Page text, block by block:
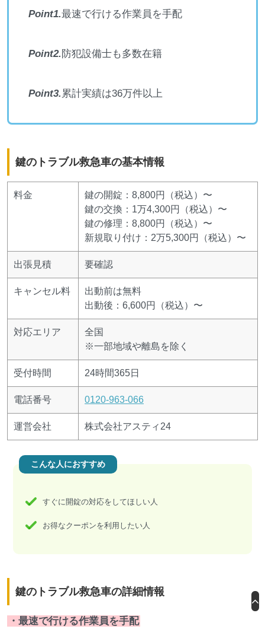
Point1.最速で行ける作業員を手配
Point2.防犯設備士も多数在籍
Point3.累計実績は36万件以上
鍵のトラブル救急車の基本情報
料金
鍵の開錠：8,800円（税込）〜
鍵の交換：1万4,300円（税込）〜
鍵の修理：8,800円（税込）〜
新規取り付け：2万5,300円（税込）〜
出張見積 要確認
キャンセル料
出動前は無料
出動後：6,600円（税込）〜
対応エリア
全国
※一部地域や離島を除く
受付時間 24時間365日
電話番号 0120-963-066
運営会社 株式会社アスティ24
こんな人におすすめ
すぐに開錠の対応をしてほしい人
お得なクーポンを利用したい人
鍵のトラブル救急車の詳細情報
・最速で行ける作業員を手配